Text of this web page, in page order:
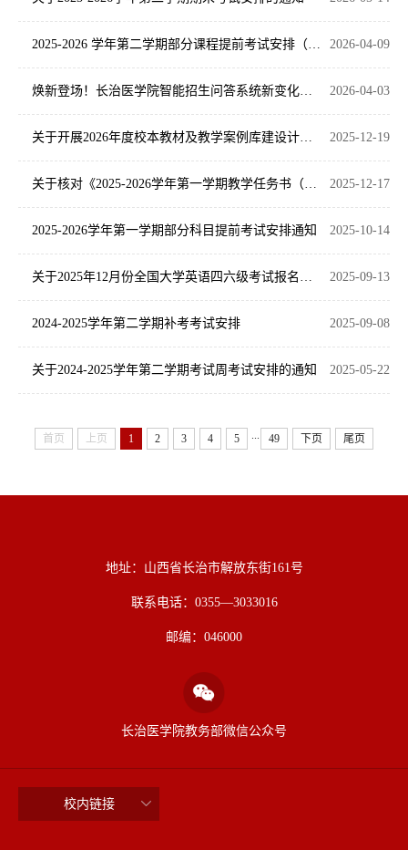
2026-04-09
2025-2026 学年第二学期部分课程提前考试安排（含基础医学综合考试、毕业生理论考试）
2026-04-03
焕新登场！长治医学院智能招生问答系统新变化等你解锁
2025-12-19
关于开展2026年度校本教材及教学案例库建设计划统计工作的通知
2025-12-17
关于核对《2025-2026学年第一学期教学任务书（初稿）》的通知
2025-10-14
2025-2026学年第一学期部分科目提前考试安排通知
2025-09-13
关于2025年12月份全国大学英语四六级考试报名通知
2025-09-08
2024-2025学年第二学期补考考试安排
2025-05-22
关于2024-2025学年第二学期考试周考试安排的通知
首页 上页 1 2 3 4 5 ... 49 下页 尾页
地址：山西省长治市解放东街161号
联系电话：0355—3033016
邮编：046000
长治医学院教务部微信公众号
校内链接